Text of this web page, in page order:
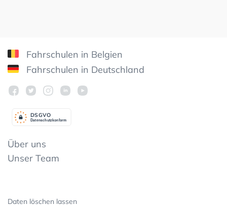
Fahrschulen in Belgien
Fahrschulen in Deutschland
Datenschutzkonform
DSGVO
Über uns
Unser Team
Daten löschen lassen